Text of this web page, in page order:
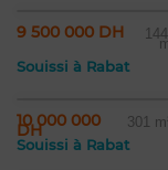
9 500 000 DH
Souissi à Rabat
10 000 000
DH 301
Souissi à Rabat